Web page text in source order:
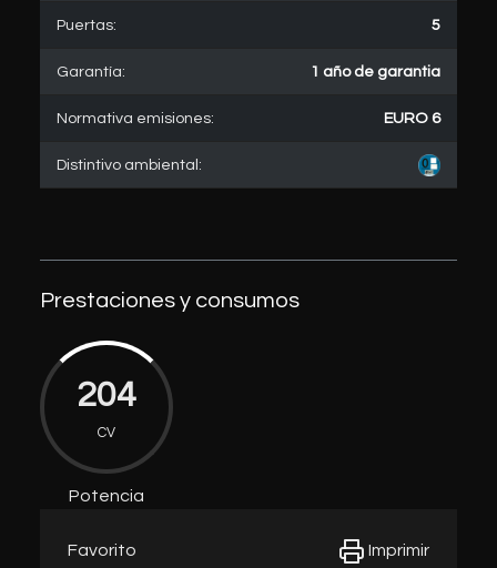
Puertas: 5
Garantía: 1 año de garantia
Normativa emisiones: EURO 6
Distintivo ambiental:
Prestaciones y consumos
204
CV
Potencia
Favorito Imprimir